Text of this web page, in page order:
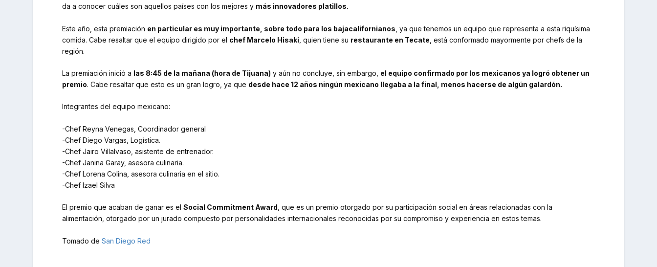
da a conocer cuáles son aquellos países con los mejores y más innovadores platillos.
Este año, esta premiación en particular es muy importante, sobre todo para los bajacalifornianos , ya que tenemos un equipo que representa a esta riquísima
comida. Cabe resaltar que el equipo dirigido por el chef Marcelo Hisaki , quien tiene su restaurante en Tecate , está conformado mayormente por chefs de la
región.
La premiación inició a las 8:45 de la mañana (hora de Tijuana) y aún no concluye, sin embargo, el equipo confirmado por los mexicanos ya logró obtener un
premio. Cabe resaltar que esto es un gran logro, ya que desde hace 12 años ningún mexicano llegaba a la final, menos hacerse de algún galardón.
Integrantes del equipo mexicano:
-Chef Reyna Venegas, Coordinador general
-Chef Diego Vargas, Logística.
-Chef Jairo Villalvaso, asistente de entrenador.
-Chef Janina Garay, asesora culinaria.
-Chef Lorena Colina, asesora culinaria en el sitio.
-Chef Izael Silva
El premio que acaban de ganar es elSocial Commitment Award , que es un premio otorgado por su participación social en áreas relacionadas con la
alimentación, otorgado por un jurado compuesto por personalidades internacionales reconocidas por su compromiso y experiencia en estos temas.
Tomado deSan Diego Red